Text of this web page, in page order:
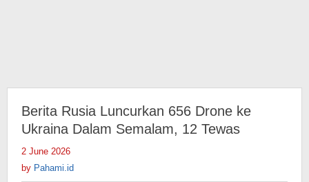
Berita Rusia Luncurkan 656 Drone ke
Ukraina Dalam Semalam, 12 Tewas
2 June 2026
by Pahami.id